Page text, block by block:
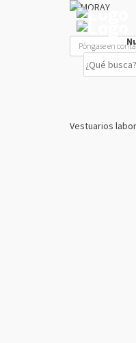
Vestuarios
Póngase en